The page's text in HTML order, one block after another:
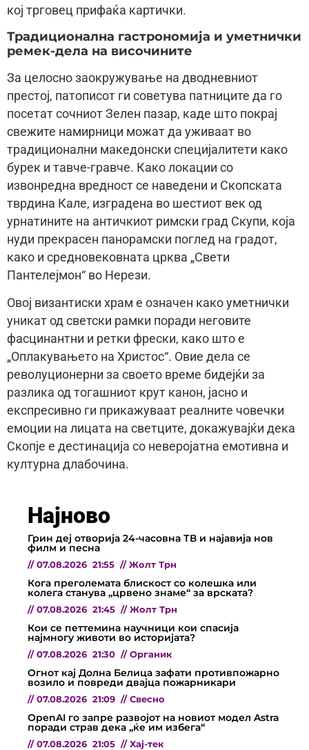
кој трговец прифаќа картички.
Традиционална гастрономија и уметнички
ремек-дела на височините
За целосно заокружување на дводневниот
престој, патописот ги советува патниците да го
посетат сочниот Зелен пазар, каде што покрај
свежите намирници можат да уживаат во
традиционални македонски специјалитети како
бурек и тавче-гравче. Како локации со
извонредна вредност се наведени и Скопската
тврдина Кале, изградена во шестиот век од
урнатините на античкиот римски град Скупи, која
нуди прекрасен панорамски поглед на градот,
како и средновековната црква „Свети
Пантелејмон“ во Нерези.
Овој византиски храм е означен како уметнички
уникат од светски рамки поради неговите
фасцинантни и ретки фрески, како што е
„Оплакувањето на Христос“. Овие дела се
револуционерни за своето време бидејќи за
разлика од тогашниот крут канон, јасно и
експресивно ги прикажуваат реалните човечки
емоции на лицата на светците, докажувајќи дека
Скопје е дестинација со неверојатна емотивна и
културна длабочина.
Најново
Грин деј отворија 24-часовна ТВ и најавија нов
филм и песна
// 07.08.2026 21:55 // Жолт Трн
Кога преголемата блискост со колешка или
колега станува „црвено знаме“ за врската?
// 07.08.2026 21:45 // Жолт Трн
Кои се петтемина научници кои спасија
најмногу животи во историјата?
// 07.08.2026 21:30 // Органик
Огнот кај Долна Белица зафати противпожарно
возило и повреди двајца пожарникари
// 07.08.2026 21:09 // Свесно
OpenAI го запре развојот на новиот модел Astra
поради страв дека „ќе им избега“
// 07.08.2026 21:05 // Хај-тек